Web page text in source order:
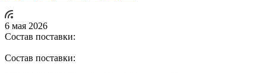
6 мая 2026
Состав поставки:
Состав поставки: